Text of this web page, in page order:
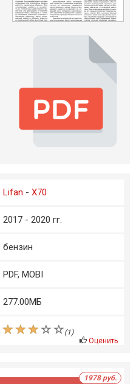
Lifan - X70
2017 - 2020 гг.
бензин
PDF, MOBI
277.00МБ
(1)
Оценить
1978 руб.